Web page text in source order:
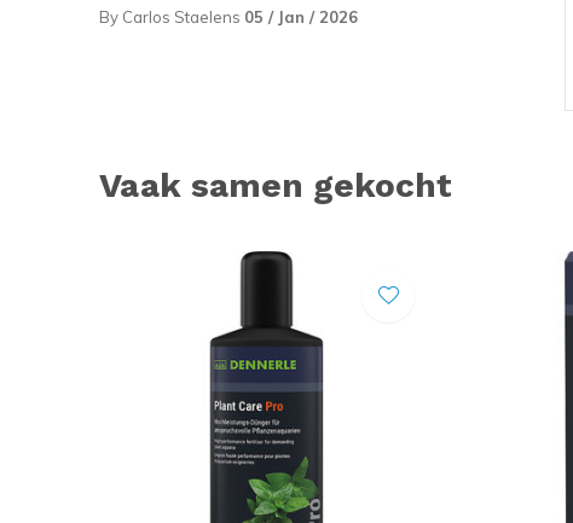
By Carlos Staelens 05 / Jan / 2026
Vaak samen gekocht